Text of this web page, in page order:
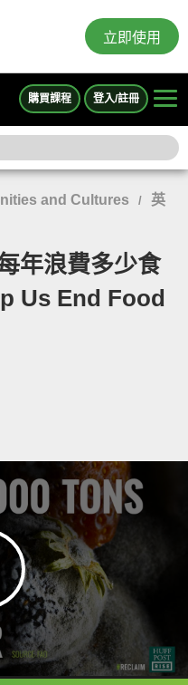
立即使用
購買課程 登入/註冊
and Cultures /
英
年浪費多少食
Us End Food